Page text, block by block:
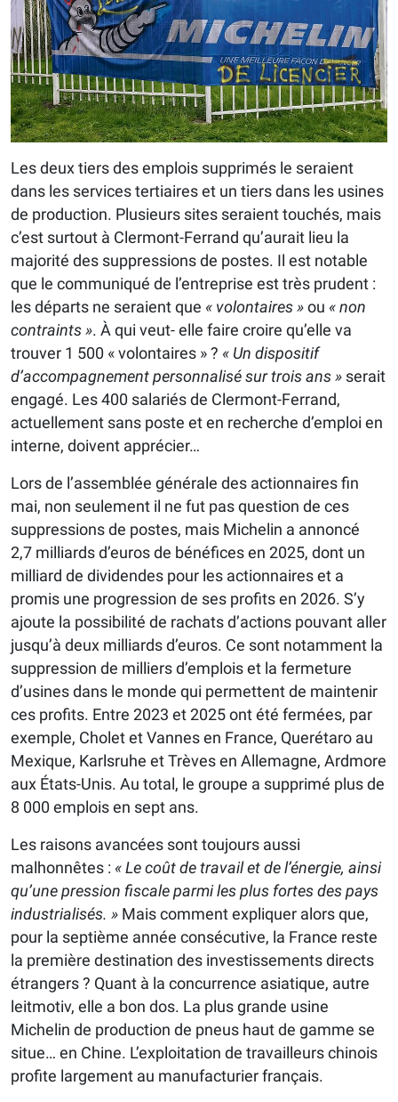
Les deux tiers des emplois supprimés le seraient
dans les services tertiaires et un tiers dans les usines
de production. Plusieurs sites seraient touchés, mais
c’est surtout à Clermont-Ferrand qu’aurait lieu la
majorité des suppressions de postes. Il est notable
que le communiqué de l’entreprise est très prudent :
les départs ne seraient que « volontaires »ou « non
contraints ». À qui veut- elle faire croire qu’elle va
trouver 1 500 « volontaires » ? « Un dispositif
d’accompagnement personnalisé sur trois ans » serait
engagé. Les 400 salariés de Clermont-Ferrand,
actuellement sans poste et en recherche d’emploi en
interne, doivent apprécier…
Lors de l’assemblée générale des actionnaires fin
mai, non seulement il ne fut pas question de ces
suppressions de postes, mais Michelin a annoncé
2,7 milliards d’euros de bénéfices en 2025, dont un
milliard de dividendes pour les actionnaires et a
promis une progression de ses profits en 2026. S’y
ajoute la possibilité de rachats d’actions pouvant aller
jusqu’à deux milliards d’euros. Ce sont notamment la
suppression de milliers d’emplois et la fermeture
d’usines dans le monde qui permettent de maintenir
ces profits. Entre 2023 et 2025 ont été fermées, par
exemple, Cholet et Vannes en France, Querétaro au
Mexique, Karlsruhe et Trèves en Allemagne, Ardmore
aux États-Unis. Au total, le groupe a supprimé plus de
8 000 emplois en sept ans.
Les raisons avancées sont toujours aussi
malhonnêtes : « Le coût de travail et de l’énergie, ainsi
qu’une pression fiscale parmi les plus fortes des pays
industrialisés. » Mais comment expliquer alors que,
pour la septième année consécutive, la France reste
la première destination des investissements directs
étrangers ? Quant à la concurrence asiatique, autre
leitmotiv, elle a bon dos. La plus grande usine
Michelin de production de pneus haut de gamme se
situe… en Chine. L’exploitation de travailleurs chinois
profite largement au manufacturier français.